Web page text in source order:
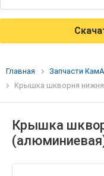
Главная Запчасти
Крышка шкворня
Крышка